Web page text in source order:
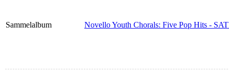
Sammelalbum Novello Youth Chorals: Five Pop Hits -